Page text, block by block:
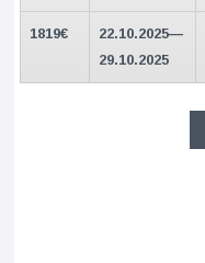
1819€
22.10.2025—
29.10.2025